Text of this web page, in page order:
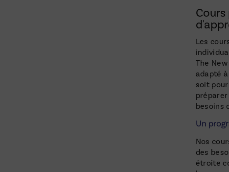
Les
The
adapté
soit
besoins
Un
Nos
des
étroite